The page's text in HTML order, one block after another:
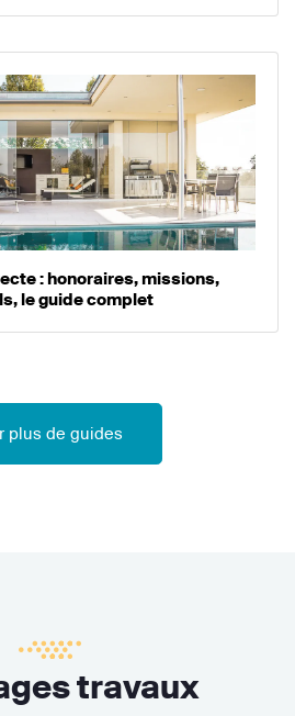
: honoraires, missions,
le guide complet
plus de guides
travaux